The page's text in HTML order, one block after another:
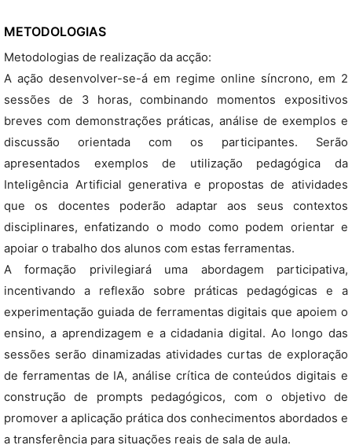
METODOLOGIAS
Metodologias de realização da acção:
A ação desenvolver-se-á em regime online síncrono, em 2
sessões de 3 horas, combinando momentos expositivos
breves com demonstrações práticas, análise de exemplos e
discussão orientada com os participantes. Serão
apresentados exemplos de utilização pedagógica da
Inteligência Artificial generativa e propostas de atividades
que os docentes poderão adaptar aos seus contextos
disciplinares, enfatizando o modo como podem orientar e
apoiar o trabalho dos alunos com estas ferramentas.
A formação privilegiará uma abordagem participativa,
incentivando a reflexão sobre práticas pedagógicas e a
experimentação guiada de ferramentas digitais que apoiem o
ensino, a aprendizagem e a cidadania digital. Ao longo das
sessões serão dinamizadas atividades curtas de exploração
de ferramentas de IA, análise crítica de conteúdos digitais e
construção de prompts pedagógicos, com o objetivo de
promover a aplicação prática dos conhecimentos abordados e
a transferência para situações reais de sala de aula.